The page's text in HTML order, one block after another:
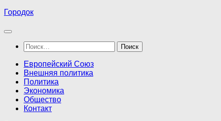
Перейти
содержимому
Городок
Найти:
Европейский Союз
Внешняя политика
Политика
Экономика
Общество
Контакт